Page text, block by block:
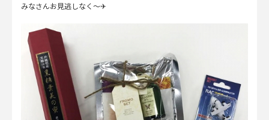
みなさんお見逃しなく～✈